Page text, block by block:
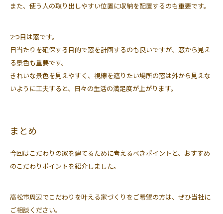
また、使う人の取り出しやすい位置に収納を配置するのも重要です。
2つ目は窓です。
日当たりを確保する目的で窓を計画するのも良いですが、窓から見え
る景色も重要です。
きれいな景色を見えやすく、視線を遮りたい場所の窓は外から見えな
いように工夫すると、日々の生活の満足度が上がります。
まとめ
今回はこだわりの家を建てるために考えるべきポイントと、おすすめ
のこだわりポイントを紹介しました。
高松市周辺でこだわりを叶える家づくりをご希望の方は、ぜひ当社に
ご相談ください。